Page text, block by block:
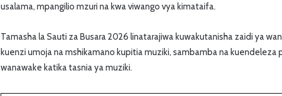
usalama, mpangilio mzuri na kwa viwango vya kimataifa.
Tamasha la Sauti za Busara 2026 linatarajiwa kuwakutanisha zaidi ya
kuenzi umoja na mshikamano kupitia muziki, sambamba na kuendeleza
wanawake katika tasnia ya muziki.